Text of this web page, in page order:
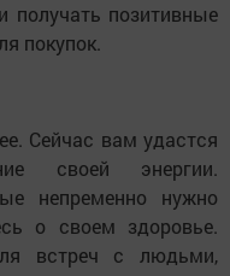
позитивные
покупок.
Сейчас вам удастся
своей энергии.
непременно нужно
о своем здоровье.
встреч с людьми,